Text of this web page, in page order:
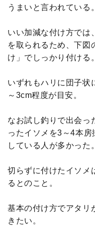
うまいと言われている。
いい加減な付け方では
を取られるため、下図
け」でしっかり付ける。
いずれもハリに団子状
～3cm程度が目安。
なお試し釣りで出会っ
ったイソメを3～4本
している人が多かった。
切らずに付けたイソメ
るとのこと。
基本の付け方でアタリ
きたい。